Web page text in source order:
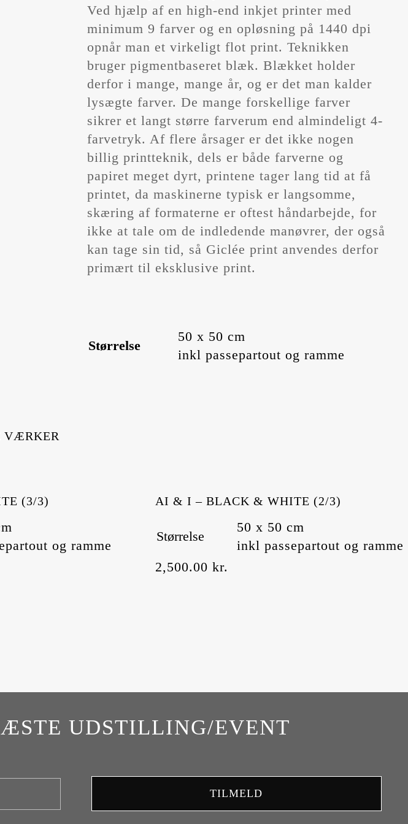
Ved hjælp af en high-end inkjet printer med
minimum 9 farver og en opløsning på 1440 dpi
opnår man et virkeligt flot print. Teknikken
bruger pigmentbaseret blæk. Blækket holder
derfor i mange, mange år, og er det man kalder
lysægte farver. De mange forskellige farver
sikrer et langt større farverum end almindeligt 4-
farvetryk. Af flere årsager er det ikke nogen
billig printteknik, dels er både farverne og
papiret meget dyrt, printene tager lang tid at få
printet, da maskinerne typisk er langsomme,
skæring af formaterne er oftest håndarbejde, for
ikke at tale om de indledende manøvrer, der også
kan tage sin tid, så Giclée print anvendes derfor
primært til eksklusive print.
Størrelse
50 x 50 cm
inkl passepartout og ramme
VÆRKER
(3/3)
og ramme
AI & I – BLACK & WHITE (2/3)
Størrelse
50 x 50 cm
inkl passepartout og ramme
2,500.00 kr.
UDSTILLING/EVENT
TILMELD